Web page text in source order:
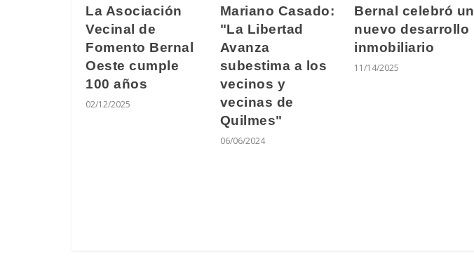
La Asociación
Vecinal de
Fomento Bernal
Oeste cumple
100 años
02/12/2025
Mariano Casado:
"La Libertad
Avanza
subestima a los
vecinos y
vecinas de
Quilmes"
06/06/2024
Bernal celebró un
nuevo desarrollo
inmobiliario
11/14/2025